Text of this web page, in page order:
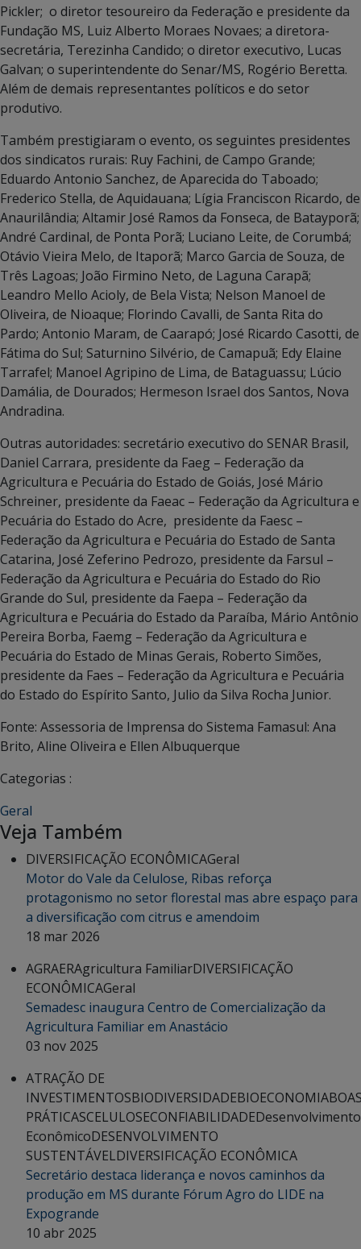
Pickler; o diretor tesoureiro da Federação e presidente da
Fundação MS, Luiz Alberto Moraes Novaes; a diretora-
secretária, Terezinha Candido; o diretor executivo, Lucas
Galvan; o superintendente do Senar/MS, Rogério Beretta.
Além de demais representantes políticos e do setor
produtivo.
Também prestigiaram o evento, os seguintes presidentes
dos sindicatos rurais: Ruy Fachini, de Campo Grande;
Eduardo Antonio Sanchez, de Aparecida do Taboado;
Frederico Stella, de Aquidauana; Lígia Franciscon Ricardo, de
Anaurilândia; Altamir José Ramos da Fonseca, de Batayporã;
André Cardinal, de Ponta Porã; Luciano Leite, de Corumbá;
Otávio Vieira Melo, de Itaporã; Marco Garcia de Souza, de
Três Lagoas; João Firmino Neto, de Laguna Carapã;
Leandro Mello Acioly, de Bela Vista; Nelson Manoel de
Oliveira, de Nioaque; Florindo Cavalli, de Santa Rita do
Pardo; Antonio Maram, de Caarapó; José Ricardo Casotti, de
Fátima do Sul; Saturnino Silvério, de Camapuã; Edy Elaine
Tarrafel; Manoel Agripino de Lima, de Bataguassu; Lúcio
Damália, de Dourados; Hermeson Israel dos Santos, Nova
Andradina.
Outras autoridades: secretário executivo do SENAR Brasil,
Daniel Carrara, presidente da Faeg – Federação da
Agricultura e Pecuária do Estado de Goiás, José Mário
Schreiner, presidente da Faeac – Federação da Agricultura e
Pecuária do Estado do Acre, presidente da Faesc –
Federação da Agricultura e Pecuária do Estado de Santa
Catarina, José Zeferino Pedrozo, presidente da Farsul –
Federação da Agricultura e Pecuária do Estado do Rio
Grande do Sul, presidente da Faepa – Federação da
Agricultura e Pecuária do Estado da Paraíba, Mário Antônio
Pereira Borba, Faemg – Federação da Agricultura e
Pecuária do Estado de Minas Gerais, Roberto Simões,
presidente da Faes – Federação da Agricultura e Pecuária
do Estado do Espírito Santo, Julio da Silva Rocha Junior.
Fonte: Assessoria de Imprensa do Sistema Famasul: Ana
Brito, Aline Oliveira e Ellen Albuquerque
Categorias :
Geral
Veja Também
DIVERSIFICAÇÃO ECONÔMICAGeral
Motor do Vale da Celulose, Ribas reforça
protagonismo no setor florestal mas abre espaço para
a diversificação com citrus e amendoim
18 mar 2026
AGRAERAgricultura FamiliarDIVERSIFICAÇÃO
ECONÔMICAGeral
Semadesc inaugura Centro de Comercialização da
Agricultura Familiar em Anastácio
03 nov 2025
ATRAÇÃO DE
INVESTIMENTOSBIODIVERSIDADEBIOECONOMIA
PRÁTICASCELULOSECONFIABILIDADEDesenvolvimento
EconômicoDESENVOLVIMENTO
SUSTENTÁVELDIVERSIFICAÇÃO ECONÔMICA
Secretário destaca liderança e novos caminhos da
produção em MS durante Fórum Agro do LIDE na
Expogrande
10 abr 2025